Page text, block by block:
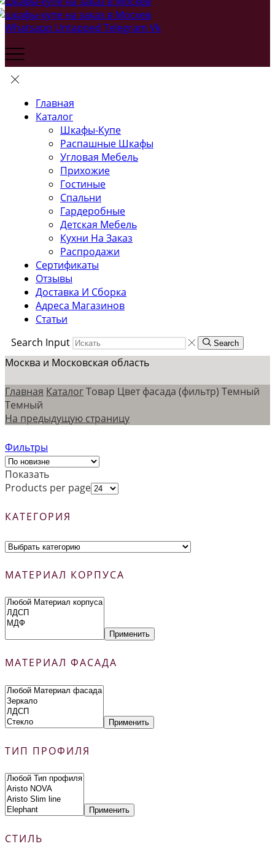
Whatsapp Untapped Telegram Vk
Главная
Каталог
Шкафы-Купе
Распашные Шкафы
Угловая Мебель
Прихожие
Гостиные
Спальни
Гардеробные
Детская Мебель
Кухни На Заказ
Распродажи
Сертификаты
Отзывы
Доставка И Сборка
Адреса Магазинов
Статьи
Search Input
Search
Москва и Московская область
Главная КаталогТовар Цвет фасада (фильтр) Темный
Темный
На предыдущую страницу
Фильтры
Показать
Products per page
КАТЕГОРИЯ
МАТЕРИАЛ КОРПУСА
Применить
МАТЕРИАЛ ФАСАДА
Применить
ТИП ПРОФИЛЯ
Применить
СТИЛЬ